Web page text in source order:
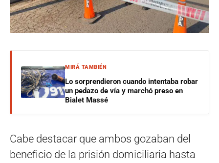
MIRÁ TAMBIÉN
Lo sorprendieron cuando intentaba robar
un pedazo de vía y marchó preso en
Bialet Massé
Cabe destacar que ambos gozaban del
beneficio de la prisión domiciliaria hasta